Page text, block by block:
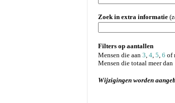
Zoek in extra informatie
Filters op aantallen
Mensen die aan 3, 4, 5, 6 of
Mensen die totaal meer dan
Wijzigingen worden